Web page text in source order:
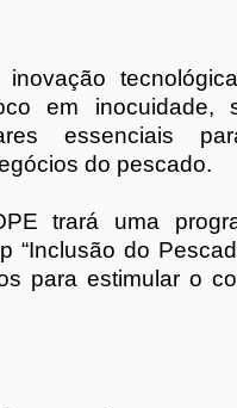
em inocuidade,
essenciais
do pescado.
trará uma
“Inclusão do
para estimular o